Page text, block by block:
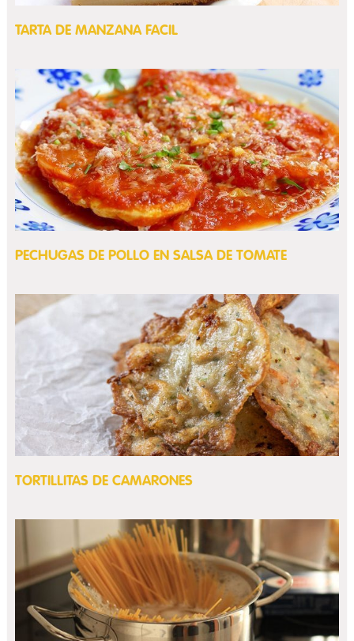
TARTA DE MANZANA FACIL
PECHUGAS DE POLLO EN SALSA DE TOMATE
TORTILLITAS DE CAMARONES